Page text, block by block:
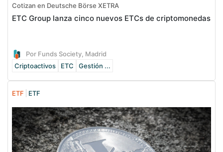
Cotizan en Deutsche Börse XETRA
ETC Group lanza cinco nuevos ETCs de criptomonedas
Por Funds Society, Madrid
Criptoactivos
ETC Gestión ...
ETF ETF